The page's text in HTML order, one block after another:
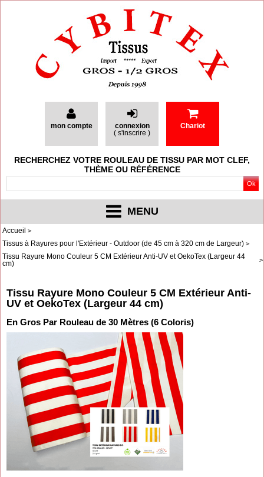
mon compte
connexion
( s'inscrire )
Chariot
MENU
RECHERCHEZ VOTRE ROULEAU DE TISSU PAR MOT CLEF,
THÈME OU RÉFÉRENCE
Accueil
Tissus à Rayures pour l'Extérieur - Outdoor (de 45 cm à 320 cm de Largeur)
Tissu Rayure Mono Couleur 5 CM Extérieur Anti-UV et OekoTex (Largeur 44
cm)
Tissu Rayure Mono Couleur 5 CM Extérieur Anti-
UV et OekoTex (Largeur 44 cm)
En Gros Par Rouleau de 30 Mètres (6 Coloris)